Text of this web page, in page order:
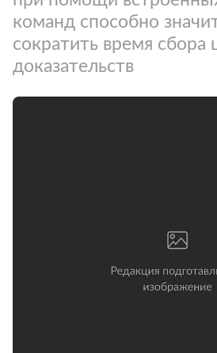
команд способно
сократить время сбора
доказательств